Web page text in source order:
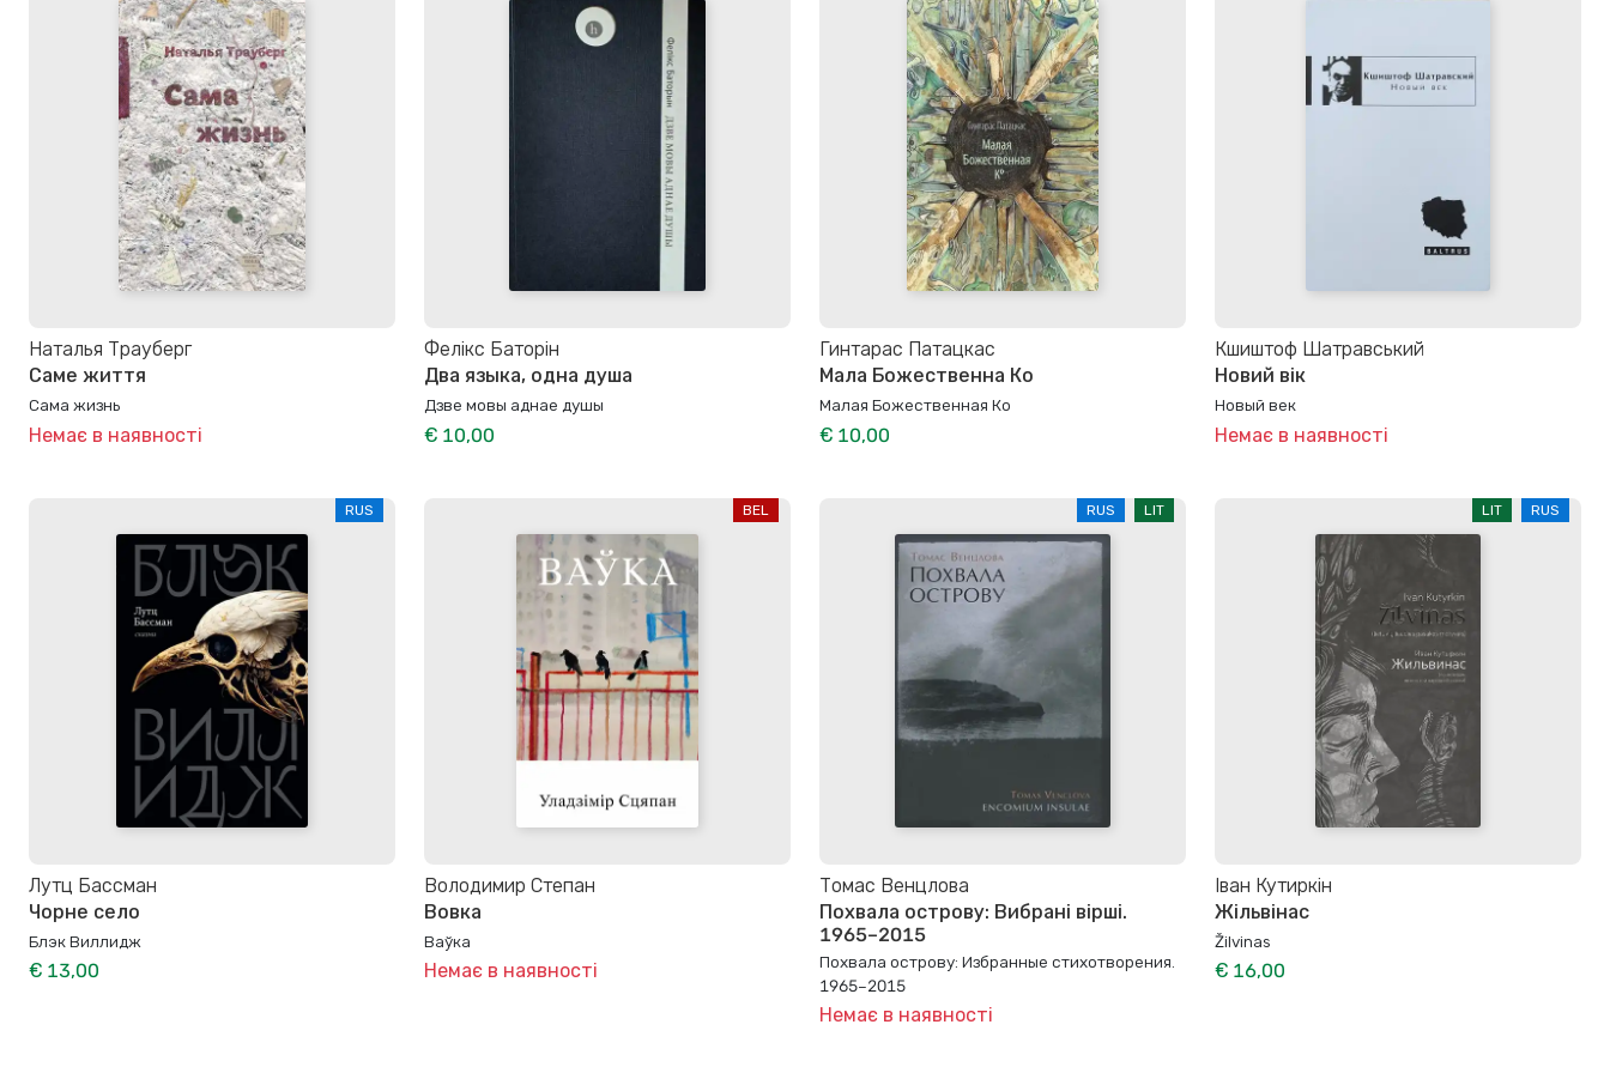
Наталья Трауберг
Саме життя
Сама жизнь
Немає в наявності
Фелікс Баторін
Два языка, одна душа
Дзве мовы аднае душы
€ 10,00
Гинтарас Патацкас
Мала Божественна Ко
Малая Божественная Ко
€ 10,00
Кшиштоф Шатравський
Новий вік
Новый век
Немає в наявності
RUS
Лутц Бассман
Чорне село
Блэк Виллидж
€ 13,00
BEL
Володимир Степан
Вовка
Ваўка
Немає в наявності
RUS LIT
Томас Венцлова
Похвала острову: Вибрані вірші.
1965–2015
Похвала острову: Избранные стихотворения.
1965–2015
Немає в наявності
LIT RUS
Іван Кутиркін
Жільвінас
Žilvinas
€ 16,00